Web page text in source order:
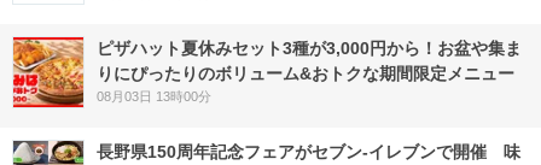
ピザハット夏休みセット3種が3,000円から！お盆や集ま
りにぴったりのボリューム&おトクな期間限定メニュー
08月03日 13時00分
長野県150周年記念フェアがセブン-イレブンで開催 味